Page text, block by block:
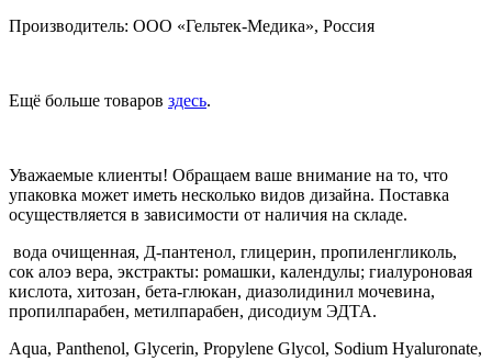
Производитель: ООО «Гельтек-Медика», Россия
Ещё больше товаров здесь.
Уважаемые клиенты! Обращаем ваше внимание на то, что
упаковка может иметь несколько видов дизайна. Поставка
осуществляется в зависимости от наличия на складе.
вода очищенная, Д-пантенол, глицерин, пропиленгликоль,
сок алоэ вера, экстракты: ромашки, календулы; гиалуроновая
кислота, хитозан, бета-глюкан, диазолидинил мочевина,
пропилпарабен, метилпарабен, дисодиум ЭДТА.
Aqua, Panthenol, Glycerin, Propylene Glycol, Sodium Hyaluronate,